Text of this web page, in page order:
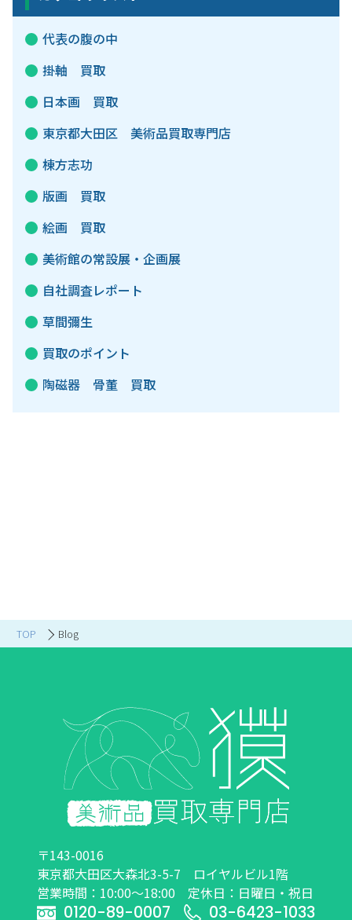
TOP Blog
代表の腹の中
掛軸 買取
日本画 買取
東京都大田区 美術品買取専門店
棟方志功
版画 買取
絵画 買取
美術館の常設展・企画展
自社調査レポート
草間彌生
買取のポイント
陶磁器 骨董 買取
〒143-0016
東京都大田区大森北3-5-7 ロイヤルビル1階
営業時間：10:00～18:00 定休日：日曜日・祝日
0120-89-0007 03-6423-1033